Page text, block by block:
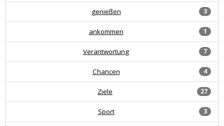
3
genießen
1
ankommen
7
Verantwortung
4
Chancen
27
Ziele
3
Sport